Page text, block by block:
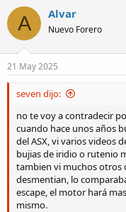
c
t
o
n
s
A Alvar
Nuevo Forero
21 May 2025
seven dijo:
no te voy a contradecir
cuando hace unos años
del ASX, vi varios videos
bujias de iridio o rutenio
tambien vi muchos otros
desmentian, lo
escape, el motor hará
mismo.